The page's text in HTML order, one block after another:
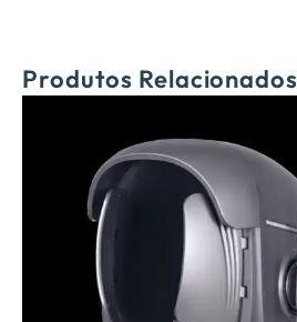
Produtos Relacionados